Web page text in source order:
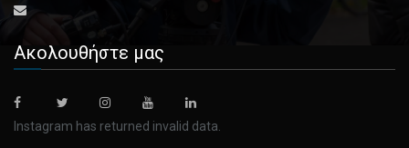
February 20, 2024
Low Prices Lure Hong Kongers to China
Hong Kong residents are finding in Shenzhen, the mainland
Ακολουθήστε μας
Instagram has returned invalid data.